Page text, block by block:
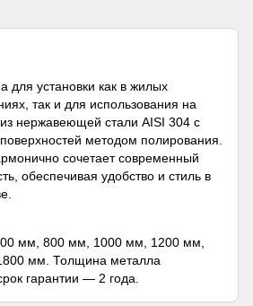
для установки как в жилых
так и для использования на
нержавеющей стали AISI 304 с
методом полирования.
сочетает современный
обеспечивая удобство и стиль в
мм, 800 мм, 1000 мм, 1200 мм,
мм. Толщина металла
гарантии — 2 года.